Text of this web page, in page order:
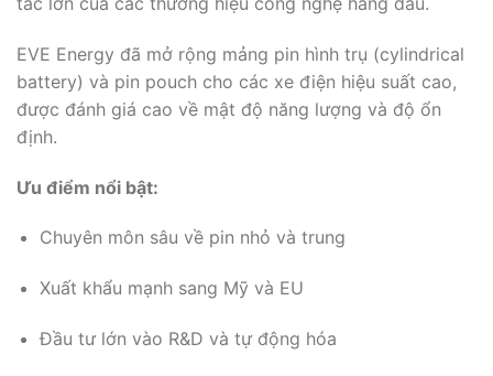
EVE Energy đã mở rộng mảng pin hình trụ (cylindrical
battery) và pin pouch cho các xe điện hiệu suất cao,
được đánh giá cao về mật độ năng lượng và độ ổn
định.
Ưu điểm nổi bật:
Chuyên môn sâu về pin nhỏ và trung
Xuất khẩu mạnh sang Mỹ và EU
Đầu tư lớn vào R&D và tự động hóa